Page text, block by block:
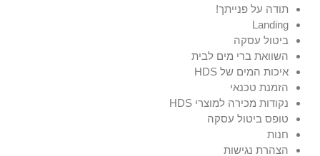
תודה על פנייתך!
Landing
ביטול עסקה
השוואת ברי מים לבית
איכות המים של HDS
הזמנת טכנאי
נקודות מכירה למוצרי HDS
טופס ביטול עסקה
חנות
הצהרת נגישות